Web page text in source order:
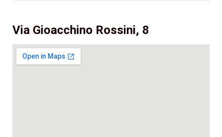
Via Gioacchino Rossini, 8